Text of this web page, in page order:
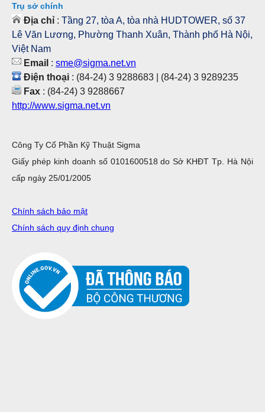
Trụ sở chính
Địa chỉ : Tầng 27, tòa A, tòa nhà HUDTOWER, số 37
Lê Văn Lương, Phường Thanh Xuân, Thành phố Hà Nội,
Việt Nam
Email : sme@sigma.net.vn
Điện thoại : (84-24) 3 9288683 | (84-24) 3 9289235
Fax : (84-24) 3 9288667
http://www.sigma.net.vn
Công Ty Cổ Phần Kỹ Thuật Sigma
Giấy phép kinh doanh số 0101600518 do Sở KHĐT Tp. Hà Nội
cấp ngày 25/01/2005
Chính sách bảo mật
Chính sách quy định chung